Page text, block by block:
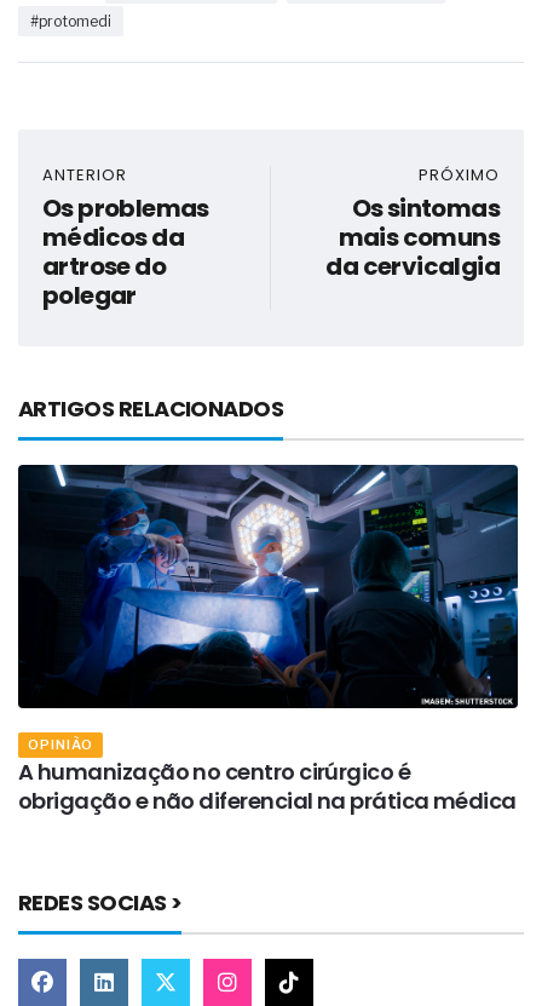
#protomedi
ANTERIOR
Os problemas
médicos da
artrose do
polegar
PRÓXIMO
Os sintomas
mais comuns
da cervicalgia
ARTIGOS RELACIONADOS
OPINIÃO
A humanização no centro cirúrgico é
obrigação e não diferencial na prática médica
REDES SOCIAS >